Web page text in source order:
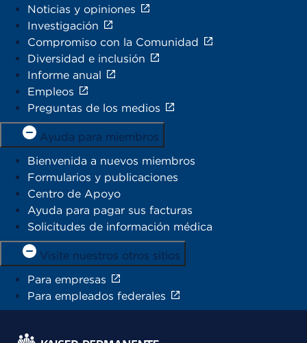
Noticias y opiniones
Investigación
Compromiso con la Comunidad
Diversidad e inclusión
Informe anual
Empleos
Preguntas de los medios
Ayuda para miembros
Bienvenida a nuevos miembros
Formularios y publicaciones
Centro de Apoyo
Ayuda para pagar sus facturas
Solicitudes de información médica
Visite nuestros otros sitios
Para empresas
Para empleados federales